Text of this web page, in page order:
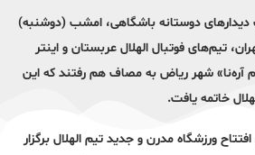
دیدارهای دوستانه باشگاهی، امشب (دوشنبه)
به وقت تهران، تیم‌های فوتبال الهلال عربستان و اینتر
آره‌نا» شهر ریاض به مصاف هم رفتند که این
ورزشگاه مدرن و جدید تیم الهلال برگزار